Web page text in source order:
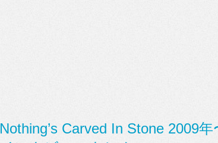
Nothing’s Carved In Stone 2009